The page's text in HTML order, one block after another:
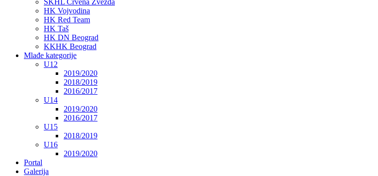
SKHL Crvena Zvezda
HK Vojvodina
HK Red Team
HK Taš
HK DN Beograd
KKHK Beograd
Mlađe kategorije
U12
2019/2020
2018/2019
2016/2017
U14
2019/2020
2016/2017
U15
2018/2019
U16
2019/2020
Portal
Galerija